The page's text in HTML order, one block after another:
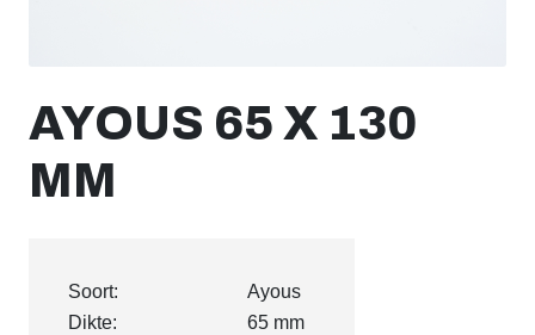
AYOUS 65 X 130
MM
Soort:
Ayous
Dikte:
65 mm